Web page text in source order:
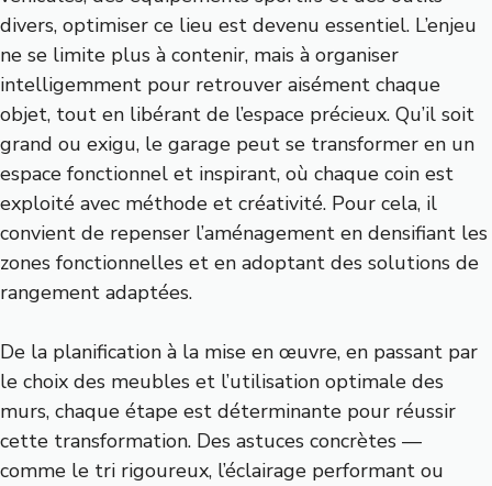
divers, optimiser ce lieu est devenu essentiel. L’enjeu
ne se limite plus à contenir, mais à organiser
intelligemment pour retrouver aisément chaque
objet, tout en libérant de l’espace précieux. Qu’il soit
grand ou exigu, le garage peut se transformer en un
espace fonctionnel et inspirant, où chaque coin est
exploité avec méthode et créativité. Pour cela, il
convient de repenser l’aménagement en densifiant les
zones fonctionnelles et en adoptant des solutions de
rangement adaptées.
De la planification à la mise en œuvre, en passant par
le choix des meubles et l’utilisation optimale des
murs, chaque étape est déterminante pour réussir
cette transformation. Des astuces concrètes —
comme le tri rigoureux, l’éclairage performant ou